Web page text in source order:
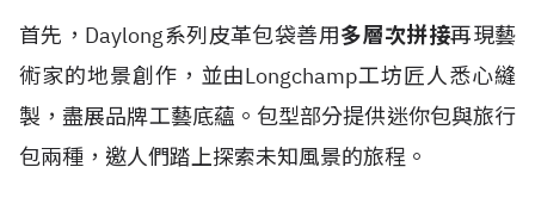
首先，Daylong系列皮革包袋善用多層次拼接再現藝
術家的地景創作，並由Longchamp工坊匠人悉心縫
製，盡展品牌工藝底蘊。包型部分提供迷你包與旅行
包兩種，邀人們踏上探索未知風景的旅程。